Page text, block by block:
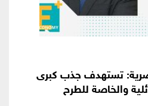
تستهدف جذب كبرى
والخاصة للطرح